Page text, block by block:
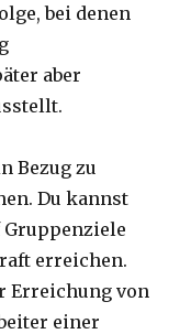
bei denen
aber
Bezug zu
Du kannst
erreichen.
Erreichung von
einer